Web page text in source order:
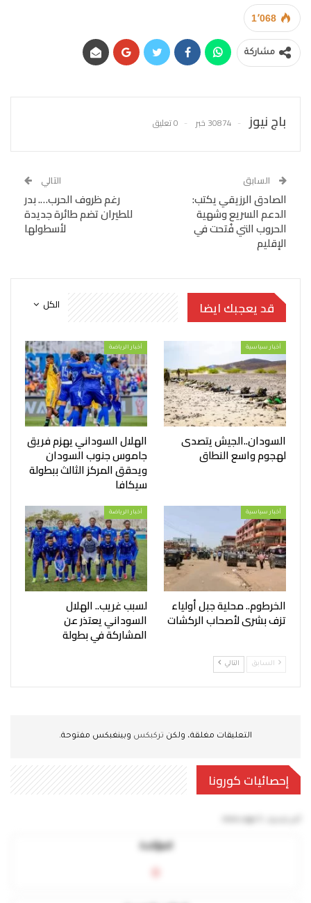
1٬068
مشاركة
باج نيوز 30874 خبر 0 تعليق
السابق
الصادق الرزيقي يكتب:
الدعم السريع وشهية
الحروب التي فُتحت في
الإقليم
التالي
رغم ظروف الحرب…. بدر
للطيران تضم طائرة جديدة
لأسطولها
الكل قد يعجبك ايضا
أخبار سياسية
السودان..الجيش يتصدى
لهجوم واسع النطاق
أخبار الرياضة
الهلال السوداني يهزم فريق
جاموس جنوب السودان
ويحقق المركز الثالث ببطولة
سيكافا
أخبار سياسية
الخرطوم.. محلية جبل أولياء
تزف بشرى لأصحاب الركشات
أخبار الرياضة
لسبب غريب.. الهلال
السوداني يعتذر عن
المشاركة في بطولة
السابق التالي
التعليقات مغلقة، ولكن تركبكس وبينغبكس مفتوحة.
إحصائيات كورونا